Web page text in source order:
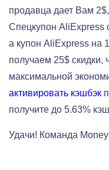
продавца дает Вам
Спецкупон AliExpress
а купон AliExpress на
получаем 25$ скидки,
максимальной
активировать кэшбэк
получите до 5.63%
Удачи! Команда